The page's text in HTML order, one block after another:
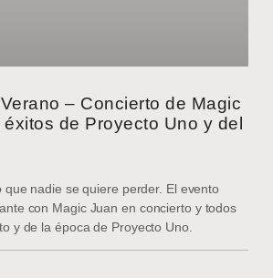
– Concierto de Magic
de Proyecto Uno y del
que nadie se quiere perder. El evento
con Magic Juan en concierto y todos
y de la época de Proyecto Uno.